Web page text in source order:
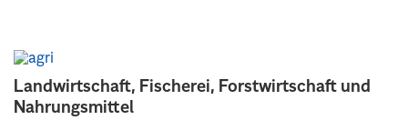
Landwirtschaft, Fischerei, Forstwirtschaft und
Nahrungsmittel